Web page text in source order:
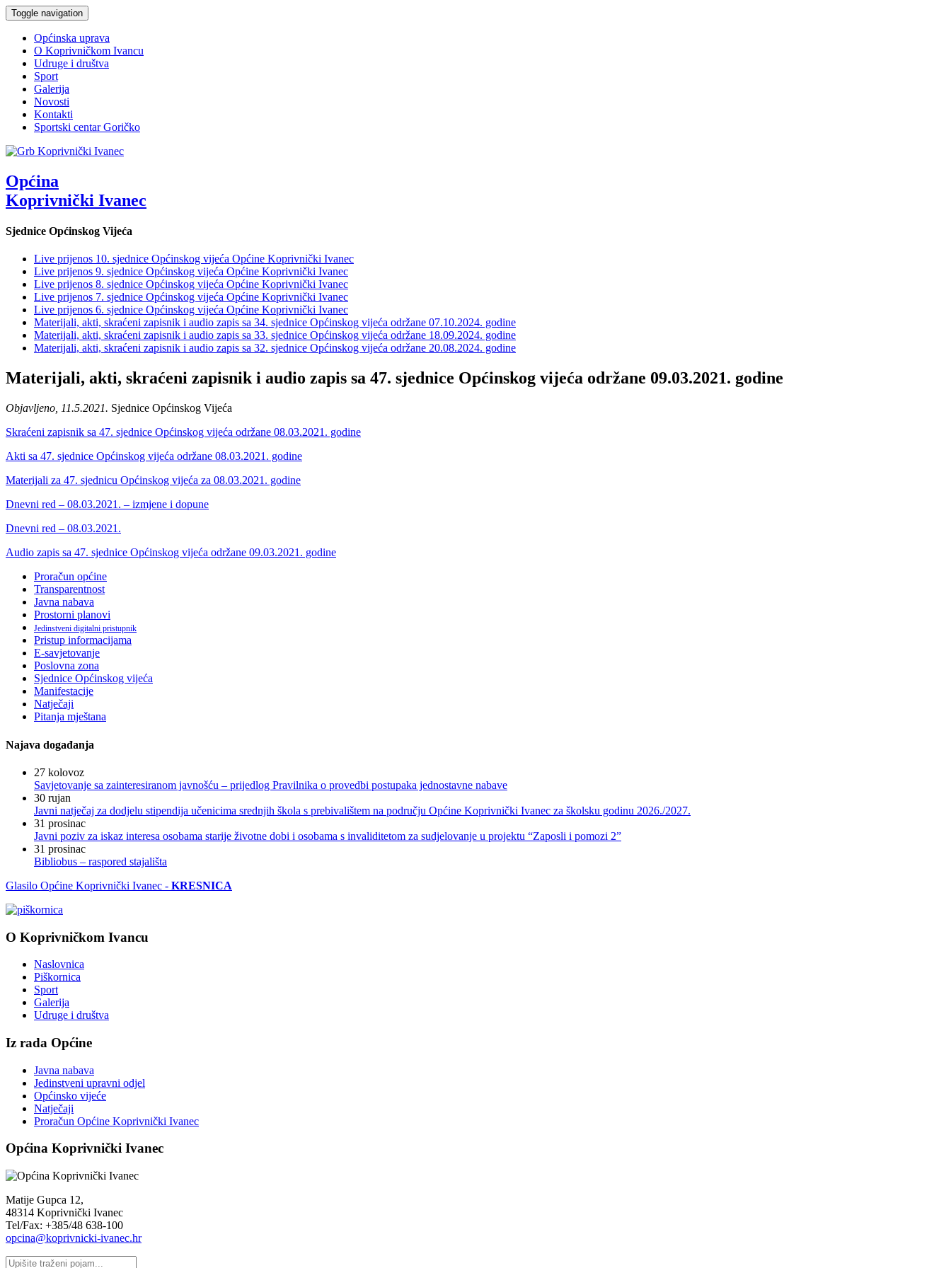
Toggle navigation
Općinska uprava
O Koprivničkom Ivancu
Udruge i društva
Sport
Galerija
Novosti
Kontakti
Sportski centar Goričko
Općina
Koprivnički Ivanec
Sjednice Općinskog Vijeća
Live prijenos 10. sjednice Općinskog vijeća Općine Koprivnički Ivanec
Live prijenos 9. sjednice Općinskog vijeća Općine Koprivnički Ivanec
Live prijenos 8. sjednice Općinskog vijeća Općine Koprivnički Ivanec
Live prijenos 7. sjednice Općinskog vijeća Općine Koprivnički Ivanec
Live prijenos 6. sjednice Općinskog vijeća Općine Koprivnički Ivanec
Materijali, akti, skraćeni zapisnik i audio zapis sa 34. sjednice Općinskog vijeća održane 07.10.2024. godine
Materijali, akti, skraćeni zapisnik i audio zapis sa 33. sjednice Općinskog vijeća održane 18.09.2024. godine
Materijali, akti, skraćeni zapisnik i audio zapis sa 32. sjednice Općinskog vijeća održane 20.08.2024. godine
Materijali, akti, skraćeni zapisnik i audio zapis sa 47. sjednice Općinskog vijeća održane 09.03.2021. godine
Objavljeno, 11.5.2021. Sjednice Općinskog Vijeća
Skraćeni zapisnik sa 47. sjednice Općinskog vijeća održane 08.03.2021. godine
Akti sa 47. sjednice Općinskog vijeća održane 08.03.2021. godine
Materijali za 47. sjednicu Općinskog vijeća za 08.03.2021. godine
Dnevni red – 08.03.2021. – izmjene i dopune
Dnevni red – 08.03.2021.
Audio zapis sa 47. sjednice Općinskog vijeća održane 09.03.2021. godine
Proračun općine
Transparentnost
Javna nabava
Prostorni planovi
Jedinstveni digitalni pristupnik
Pristup informacijama
E-savjetovanje
Poslovna zona
Sjednice Općinskog vijeća
Manifestacije
Natječaji
Pitanja mještana
Najava događanja
27 kolovoz
Savjetovanje sa zainteresiranom javnošću – prijedlog Pravilnika o provedbi postupaka jednostavne nabave
30 rujan
Javni natječaj za dodjelu stipendija učenicima srednjih škola s prebivalištem na području Općine Koprivnički Ivanec za školsku godinu 2026./2027.
31 prosinac
Javni poziv za iskaz interesa osobama starije životne dobi i osobama s invaliditetom za sudjelovanje u projektu “Zaposli i pomozi 2”
31 prosinac
Bibliobus – raspored stajališta
Glasilo Općine Koprivnički Ivanec - KRESNICA
O Koprivničkom Ivancu
Naslovnica
Piškornica
Sport
Galerija
Udruge i društva
Iz rada Općine
Javna nabava
Jedinstveni upravni odjel
Općinsko vijeće
Natječaji
Proračun Općine Koprivnički Ivanec
Općina Koprivnički Ivanec
Matije Gupca 12,
48314 Koprivnički Ivanec
Tel/Fax: +385/48 638-100
opcina@koprivnicki-ivanec.hr